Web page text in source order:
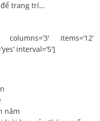
trang trí…
items=’12’
interval=’5′]
năm